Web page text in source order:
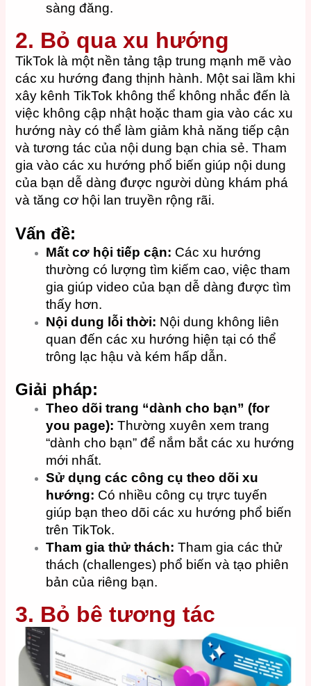
sàng đăng.
2. Bỏ qua xu hướng
TikTok là một nền tảng tập trung mạnh mẽ vào
các xu hướng đang thịnh hành. Một sai lầm khi
xây kênh TikTok không thể không nhắc đến là
việc không cập nhật hoặc tham gia vào các xu
hướng này có thể làm giảm khả năng tiếp cận
và tương tác của nội dung bạn chia sẻ. Tham
gia vào các xu hướng phổ biến giúp nội dung
của bạn dễ dàng được người dùng khám phá
và tăng cơ hội lan truyền rộng rãi.
Vấn đề:
Mất cơ hội tiếp cận: Các xu hướng
thường có lượng tìm kiếm cao, việc tham
gia giúp video của bạn dễ dàng được tìm
thấy hơn.
Nội dung lỗi thời: Nội dung không liên
quan đến các xu hướng hiện tại có thể
trông lạc hậu và kém hấp dẫn.
Giải pháp:
Theo dõi trang “dành cho bạn” (for
you page): Thường xuyên xem trang
“dành cho bạn” để nắm bắt các xu hướng
mới nhất.
Sử dụng các công cụ theo dõi xu
hướng: Có nhiều công cụ trực tuyến
giúp bạn theo dõi các xu hướng phổ biến
trên TikTok.
Tham gia thử thách: Tham gia các thử
thách (challenges) phổ biến và tạo phiên
bản của riêng bạn.
3. Bỏ bê tương tác